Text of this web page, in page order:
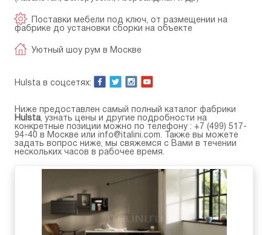
Поставки мебели под ключ, от размещении на
фабрике до установки сборки на объекте
Уютный шоу рум в Москве
Hulsta в соцсетях:
Ниже предоставлен самый полный каталог фабрики
Hulsta, узнать цены и другие подробности на
конкретные позиции можно по телефону : +7 (499) 517-
94-40 в Москве или info@italini.com. Также вы можете
задать вопрос ниже, мы свяжемся с Вами в течении
нескольких часов в рабочее время.